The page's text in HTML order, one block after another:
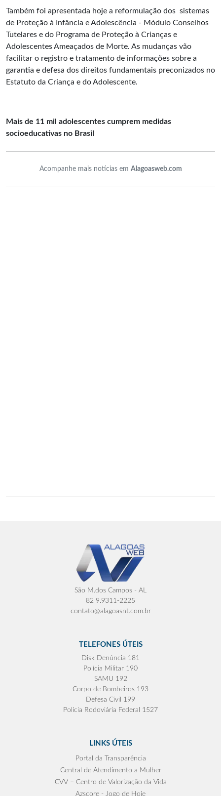
Também foi apresentada hoje a reformulação dos sistemas
de Proteção à Infância e Adolescência - Módulo Conselhos
Tutelares e do Programa de Proteção à Crianças e
Adolescentes Ameaçados de Morte. As mudanças vão
facilitar o registro e tratamento de informações sobre a
garantia e defesa dos direitos fundamentais preconizados no
Estatuto da Criança e do Adolescente.
Mais de 11 mil adolescentes cumprem medidas
socioeducativas no Brasil
Acompanhe mais notícias em Alagoasweb.com
São M.dos Campos - AL
82 9.9311-2225
contato@alagoasnt.com.br
TELEFONES ÚTEIS
Disk Denúncia 181
Polícia Militar 190
SAMU 192
Corpo de Bombeiros 193
Defesa Civil 199
Polícia Rodoviária Federal 1527
LINKS ÚTEIS
Portal da Transparência
Central de Atendimento a Mulher
CVV – Centro de Valorização da Vida
Azscore - Jogo de Hoje